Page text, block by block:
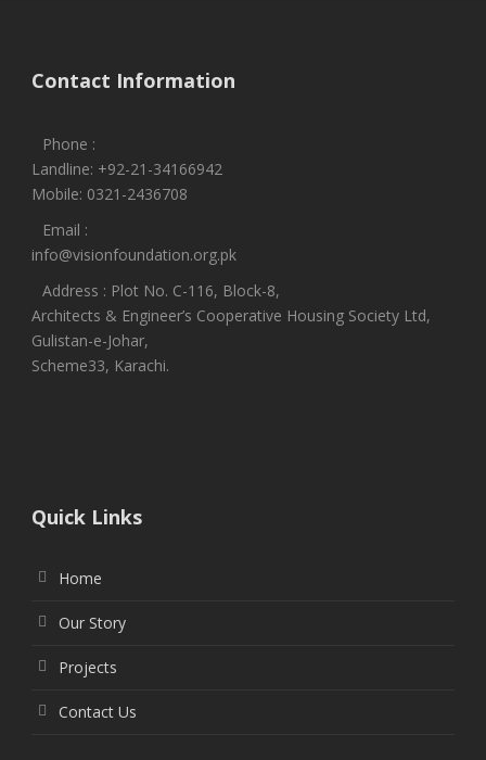
Contact Information
Phone :
Landline: +92-21-34166942
Mobile: 0321-2436708
Email :
info@visionfoundation.org.pk
Address : Plot No. C-116, Block-8,
Architects & Engineer’s Cooperative Housing Society Ltd,
Gulistan-e-Johar,
Scheme33, Karachi.
Quick Links
Home
Our Story
Projects
Contact Us